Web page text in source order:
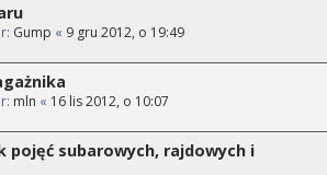
Gump « 9 gru 2012, o 19:49
mln « 16 lis 2012, o 10:07
pojęć subarowych, rajdowych i